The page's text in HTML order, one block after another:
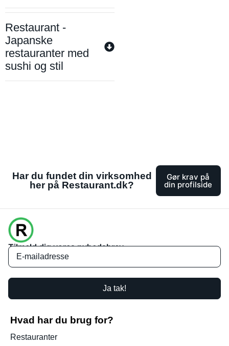
Restaurant -
Japanske
restauranter med
sushi og stil
Har du fundet din virksomhed
her på Restaurant.dk?
Gør krav på
din profilside
Tilmeld dig vores nyhedsbrev
Ja tak!
Hvad har du brug for?
Restauranter